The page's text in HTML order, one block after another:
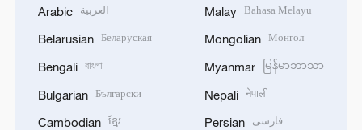
Arabic العربية
Belarusian Беларуская
Bengali বাংলা
Bulgarian Български
Cambodian ខ្មែរ
Malay Bahasa Melayu
Mongolian Монгол
Myanmar မြန်မာဘာသာ
Nepali नेपाली
Persian فارسی